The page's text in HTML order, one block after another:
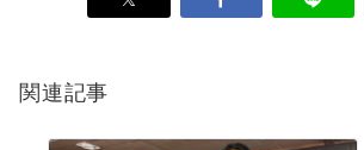
関連記事